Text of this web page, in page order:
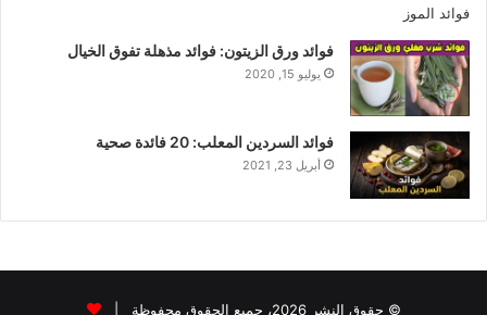
فوائد ورق الزيتون: فوائد مذهلة تفوق الخيال
يوليو 15, 2020
فوائد السردين المعلب: 20 فائدة صحية
أبريل 23, 2021
© حقوق النشر 2026، جميع الحقوق محفوظة |